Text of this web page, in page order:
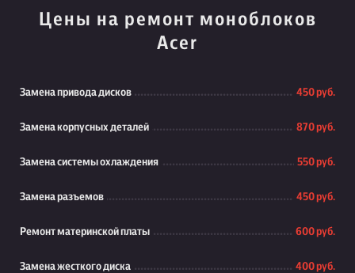
Цены на ремонт моноблоков
Acer
Замена привода дисков 450 руб.
Замена корпусных деталей 870 руб.
Замена системы охлаждения 550 руб.
Замена разъемов 450 руб.
Ремонт материнской платы 600 руб.
Замена жесткого диска 400 руб.